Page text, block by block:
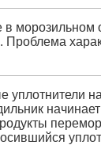
морозильном
Проблема
уплотнители